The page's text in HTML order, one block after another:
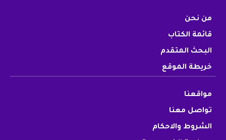
من نحن
قائمة الكتاب
البحث المتقدم
خريطة الموقع
مواقعنا
تواصل معنا
الشروط والاحكام